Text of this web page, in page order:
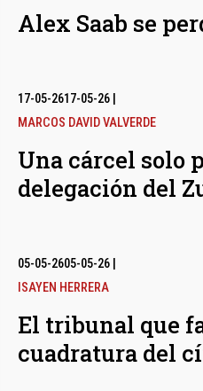
Alex Saab se
17-05-2617-05-26
MARCOS DAVID VALVERDE
Una cárcel solo
delegación del
05-05-2605-05-26
ISAYEN HERRERA
El tribunal que
cuadratura del